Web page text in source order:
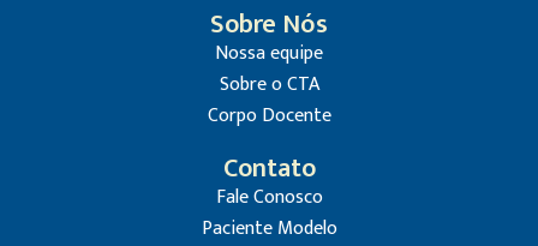
Sobre Nós
Nossa equipe
Sobre o CTA
Corpo Docente
Contato
Fale Conosco
Paciente Modelo